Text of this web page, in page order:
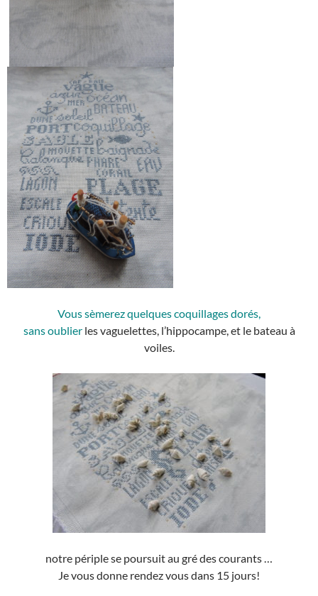
Vous sèmerez quelques coquillages dorés,
sans oublierles vaguelettes, l’hippocampe, et le bateau à
voiles.
notre périple se poursuit au gré des courants …
Je vous donne rendez vous dans 15 jours!